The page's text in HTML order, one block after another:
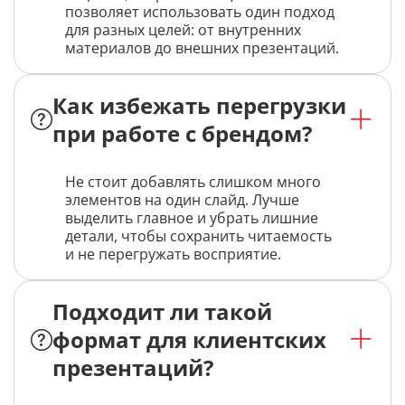
позволяет использовать один подход
для разных целей: от внутренних
материалов до внешних презентаций.
Как избежать перегрузки
при работе с брендом?
Не стоит добавлять слишком много
элементов на один слайд. Лучше
выделить главное и убрать лишние
детали, чтобы сохранить читаемость
и не перегружать восприятие.
Подходит ли такой
формат для клиентских
презентаций?